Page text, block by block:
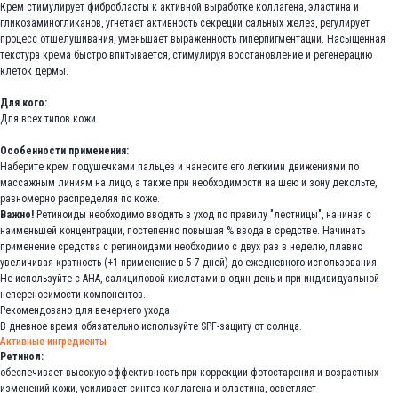
Крем стимулирует фибробласты к активной выработке коллагена, эластина и
гликозаминогликанов, угнетает активность секреции сальных желез, регулирует
процесс отшелушивания, уменьшает выраженность гиперпигментации. Насыщенная
текстура крема быстро впитывается, стимулируя восстановление и регенерацию
клеток дермы.
Для кого:
Для всех типов кожи.
Особенности применения:
Наберите крем подушечками пальцев и нанесите его легкими движениями по
массажным линиям на лицо, а также при необходимости на шею и зону декольте,
равномерно распределяя по коже.
Важно! Ретиноиды необходимо вводить в уход по правилу "лестницы", начиная с
наименьшей концентрации, постепенно повышая % ввода в средстве. Начинать
применение средства с ретиноидами необходимо с двух раз в неделю, плавно
увеличивая кратность (+1 применение в 5-7 дней) до ежедневного использования.
Не используйте с АНА, салициловой кислотами в один день и при индивидуальной
непереносимости компонентов.
Рекомендовано для вечернего ухода.
В дневное время обязательно используйте SPF-защиту от солнца.
Активные ингредиенты
Ретинол:
обеспечивает высокую эффективность при коррекции фотостарения и возрастных
изменений кожи, усиливает синтез коллагена и эластина, осветляет